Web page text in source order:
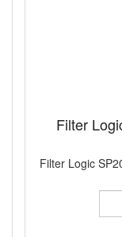
Filter
Filter Logic